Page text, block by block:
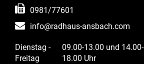
0981/77601
info@radhaus-ansbach.com
Dienstag -
Freitag
09.00-13.00 und 14.00-
18.00 Uhr